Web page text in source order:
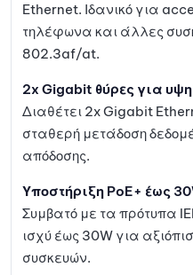
Ethernet. Ιδανικό για
τηλέφωνα και άλλες
802.3af/at.
2x Gigabit θύρες για
Διαθέτει 2x Gigabit
σταθερή μετάδοση
απόδοσης.
Υποστήριξη PoE+ έως
Συμβατό με τα πρότυπα
ισχύ έως 30W για
συσκευών.